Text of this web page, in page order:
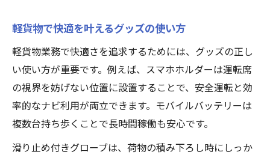
軽貨物で快適を叶えるグッズの使い方
軽貨物業務で快適さを追求するためには、グッズの正し
い使い方が重要です。例えば、スマホホルダーは運転席
の視界を妨げない位置に設置することで、安全運転と効
率的なナビ利用が両立できます。モバイルバッテリーは
複数台持ち歩くことで長時間稼働も安心です。
滑り止め付きグローブは、荷物の積み下ろし時にしっか